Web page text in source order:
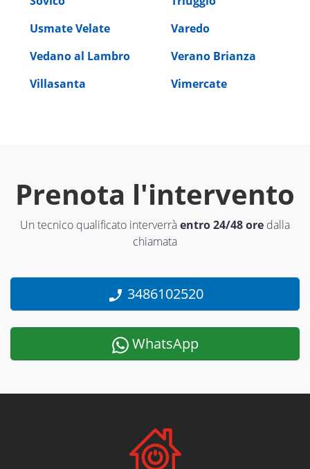
Usmate Velate
Varedo
Vedano al Lambro
Verano Brianza
Villasanta
Vimercate
Prenota l'intervento
Un tecnico qualificato interverràentro 24/48 ore dalla
chiamata
3486102520
WhatsApp